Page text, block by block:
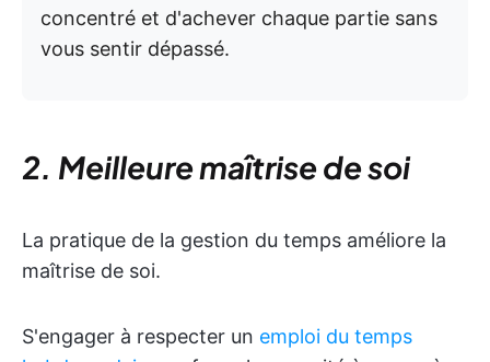
concentré et d'achever chaque partie sans
vous sentir dépassé.
2. Meilleure maîtrise de soi
La pratique de la gestion du temps améliore la
maîtrise de soi.
S'engager à respecter un emploi du temps